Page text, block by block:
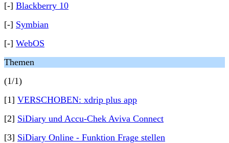
[-] Blackberry 10
[-] Symbian
[-] WebOS
Themen
(1/1)
[1] VERSCHOBEN: xdrip plus app
[2] SiDiary und Accu-Chek Aviva Connect
[3] SiDiary Online - Funktion Frage stellen